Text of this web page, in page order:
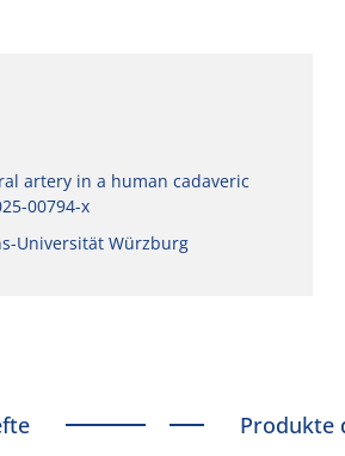
artery in a human cadaveric
00794-x
Universität Würzburg
Produkte